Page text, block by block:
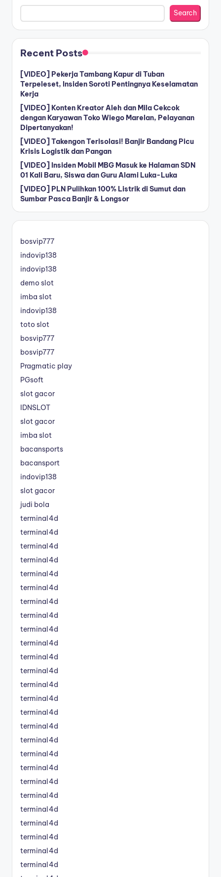
Search
Recent Posts
[VIDEO] Pekerja Tambang Kapur di Tuban
Terpeleset, Insiden Soroti Pentingnya Keselamatan
Kerja
[VIDEO] Konten Kreator Aleh dan Mila Cekcok
dengan Karyawan Toko Wiego Marelan, Pelayanan
Dipertanyakan!
[VIDEO] Takengon Terisolasi! Banjir Bandang Picu
Krisis Logistik dan Pangan
[VIDEO] Insiden Mobil MBG Masuk ke Halaman SDN
01 Kali Baru, Siswa dan Guru Alami Luka-Luka
[VIDEO] PLN Pulihkan 100% Listrik di Sumut dan
Sumbar Pasca Banjir & Longsor
bosvip777
indovip138
indovip138
demo slot
imba slot
indovip138
toto slot
bosvip777
bosvip777
Pragmatic play
PGsoft
slot gacor
IDNSLOT
slot gacor
imba slot
bacansports
bacansport
indovip138
slot gacor
judi bola
terminal4d
terminal4d
terminal4d
terminal4d
terminal4d
terminal4d
terminal4d
terminal4d
terminal4d
terminal4d
terminal4d
terminal4d
terminal4d
terminal4d
terminal4d
terminal4d
terminal4d
terminal4d
terminal4d
terminal4d
terminal4d
terminal4d
terminal4d
terminal4d
terminal4d
terminal4d